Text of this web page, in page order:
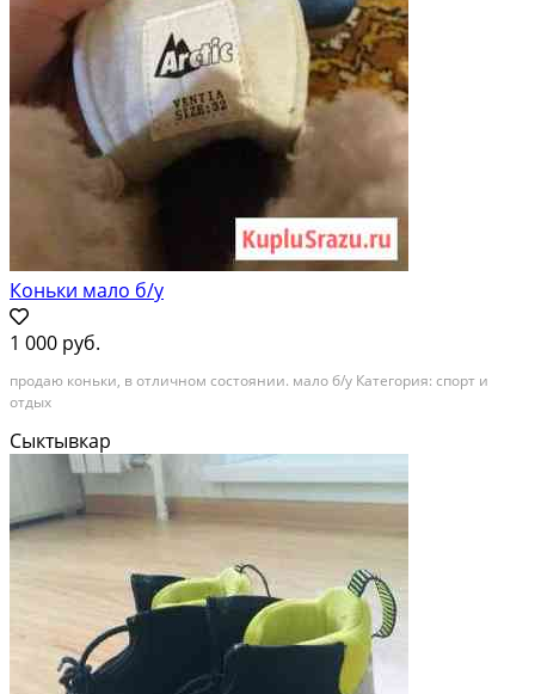
Коньки мало б/у
1 000 руб.
продаю коньки, в отличном состоянии. мало б/у Категория: спорт и
отдых
Сыктывкар